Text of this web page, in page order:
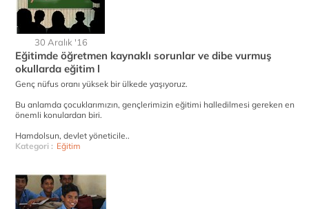
30 Aralık '16
Eğitimde öğretmen kaynaklı sorunlar ve dibe vurmuş
okullarda eğitim l
Genç nüfus oranı yüksek bir ülkede yaşıyoruz.
Bu anlamda çocuklarımızın, gençlerimizin eğitimi halledilmesi gereken en
önemli konulardan biri.
Hamdolsun, devlet yöneticile..
Kategori : Eğitim